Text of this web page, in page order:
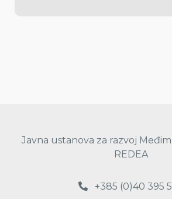
Javna ustanova za razvoj
REDEA
+385 (0)40 395